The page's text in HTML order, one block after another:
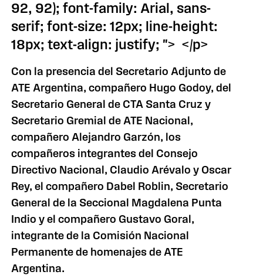
92, 92); font-family: Arial, sans-
serif; font-size: 12px; line-height:
18px; text-align: justify; "> </p>
Con la presencia del Secretario Adjunto de
ATE Argentina, compañero Hugo Godoy, del
Secretario General de CTA Santa Cruz y
Secretario Gremial de ATE Nacional,
compañero Alejandro Garzón, los
compañeros integrantes del Consejo
Directivo Nacional, Claudio Arévalo y Oscar
Rey, el compañero Dabel Roblin, Secretario
General de la Seccional Magdalena Punta
Indio y el compañero Gustavo Goral,
integrante de la Comisión Nacional
Permanente de homenajes de ATE
Argentina.